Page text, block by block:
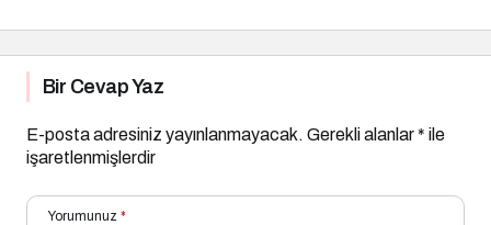
Bir Cevap Yaz
E-posta adresiniz yayınlanmayacak. Gerekli alanlar* ile
işaretlenmişlerdir
Yorumunuz *